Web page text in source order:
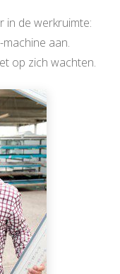
in de werkruimte:
aan.
op zich wachten.